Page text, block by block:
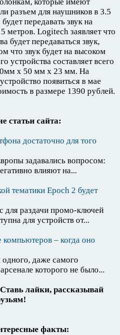
разъем для наушников в 3.5
передавать звук на
метров. Logitech заявляет что
будет передаваться звук,
что звук будет на высоком
устройства составляет всего
х 50 мм х 23 мм. На
появиться в мае
в размере 1390 рублей.
статьи сайта:
достаточно для того
задавались вопросом:
влияют на...
тематики Epoch 2 будет
для раздачи промо-ключей
для устройств от...
– когда оно
одного, даже самого
которого не было...
лайки, рассказывай
факты: